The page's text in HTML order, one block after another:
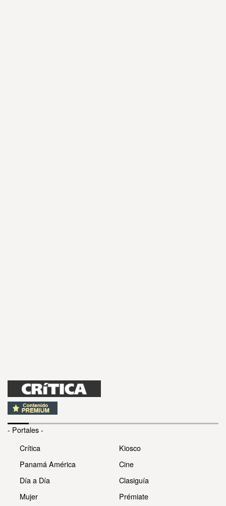
- Portales -
Crítica
Panamá América
Día a Día
Mujer
Kiosco
Cine
Clasiguía
Prémiate